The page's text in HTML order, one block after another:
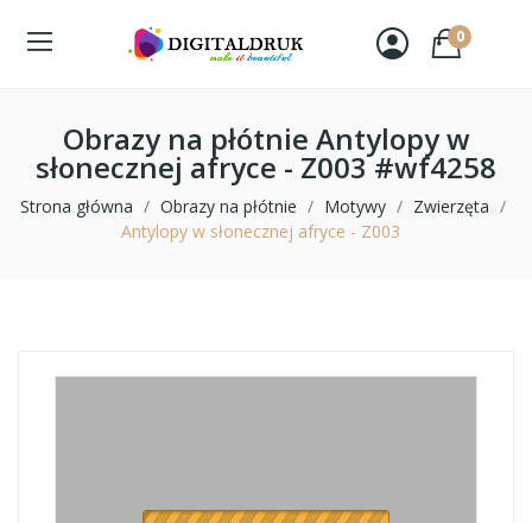
0
Obrazy na płótnie Antylopy w
słonecznej afryce - Z003 #wf4258
Strona główna Obrazy na płótnie Motywy
Zwierzęta
Antylopy w słonecznej afryce - Z003